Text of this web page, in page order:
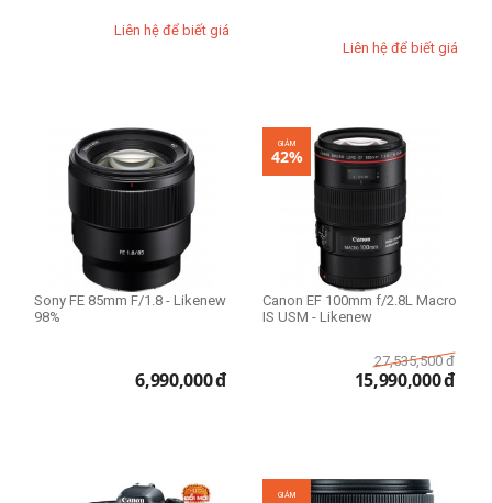
HIỂN THỊ TẤT CẢ(13)
Macro Lens
Standard Lens
Wide Lens
Prime Lens (Fixed Lens)
Zoom Lens
Vlogger & sáng tạo nội dung
Liên hệ để biết giá
Liên hệ để biết giá
Sony FE 85mm F/1.8 - Likenew
98%
6,990,000đ
GIẢM
42%
Canon EF 100mm f/2.8L Macro
IS USM - Likenew
27,535,500 đ
15,990,000đ
GIẢM